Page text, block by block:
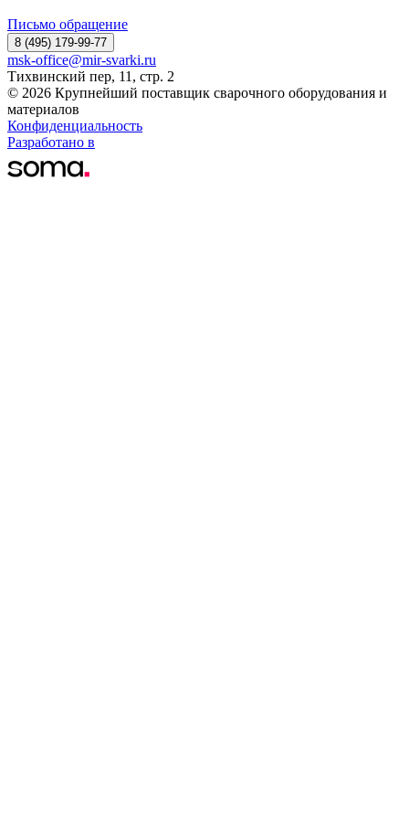
Письмо обращение
8 (495) 179-99-77
msk-office@mir-svarki.ru
Тихвинский пер, 11, стр. 2
© 2026 Крупнейший поставщик сварочного оборудования и
материалов
Конфиденциальность
Разработано в